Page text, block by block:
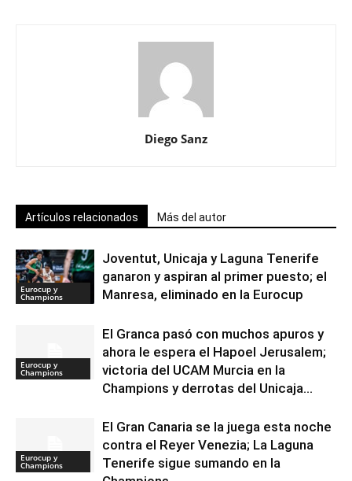
Diego Sanz
Artículos relacionados Más del autor
Eurocup y
Champions
Joventut, Unicaja y Laguna Tenerife
ganaron y aspiran al primer puesto; el
Manresa, eliminado en la Eurocup
Eurocup y
Champions
El Granca pasó con muchos apuros y
ahora le espera el Hapoel Jerusalem;
victoria del UCAM Murcia en la
Champions y derrotas del Unicaja...
Eurocup y
Champions
El Gran Canaria se la juega esta noche
contra el Reyer Venezia; La Laguna
Tenerife sigue sumando en la